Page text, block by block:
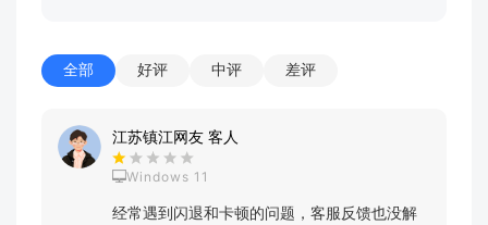
全部 好评 中评 差评
江苏镇江网友 客人
Windows 11
经常遇到闪退和卡顿的问题，客服反馈也没解